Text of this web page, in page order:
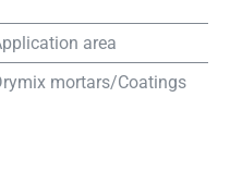
area
mortars/Coatings